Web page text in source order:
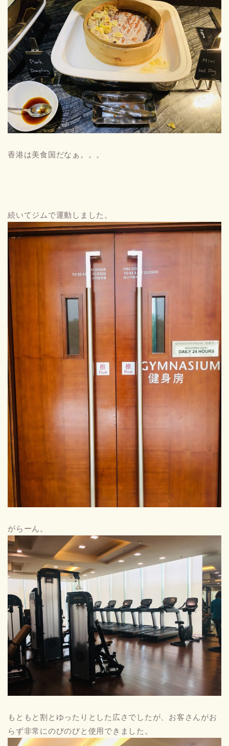
香港は美食国だなぁ。。。
続いてジムで運動しました。
がらーん。
もともと割とゆったりとした広さでしたが、お客さんがお
らず非常にのびのびと使用できました。